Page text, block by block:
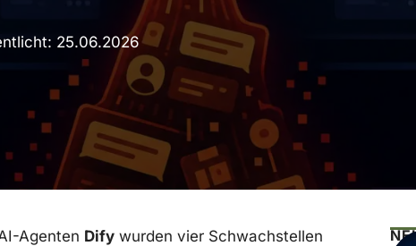
25.06.2026
Agenten Dify wurden vier Schwachstellen